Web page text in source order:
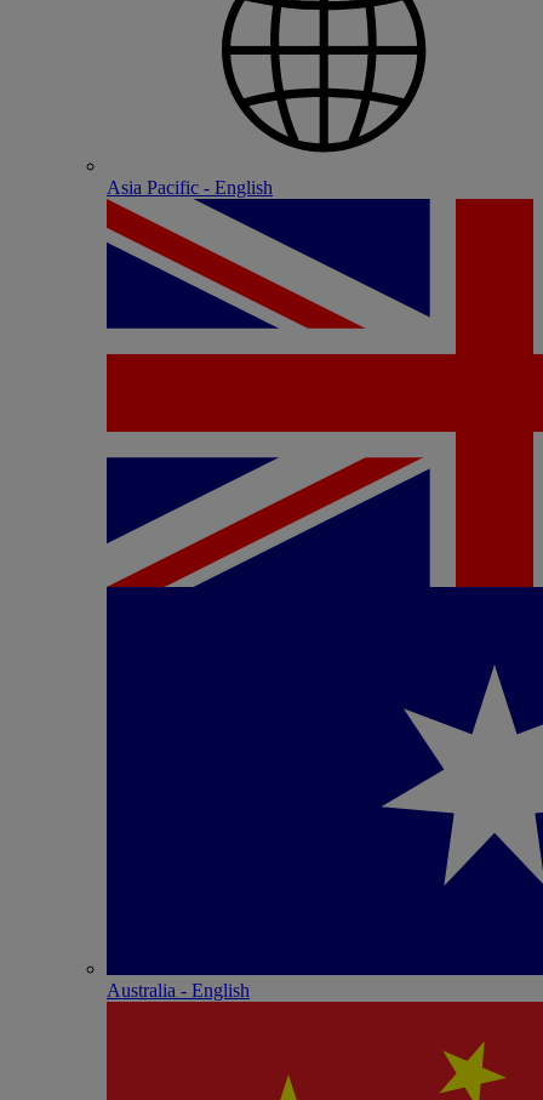
Asia Pacific - English
Australia - English